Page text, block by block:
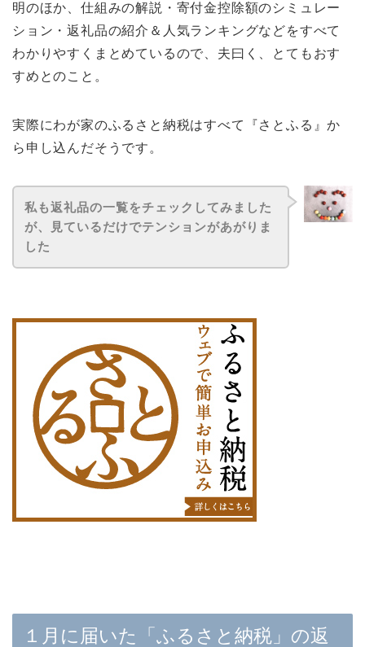
明のほか、仕組みの解説・寄付金控除額のシミュレー
ション・返礼品の紹介＆人気ランキングなどをすべて
わかりやすくまとめているので、夫曰く、とてもおす
すめとのこと。
実際にわが家のふるさと納税はすべて『さとふる』か
ら申し込んだそうです。
私も返礼品の一覧をチェックしてみました
が、見ているだけでテンションがあがりま
した
１月に届いた「ふるさと納税」の返